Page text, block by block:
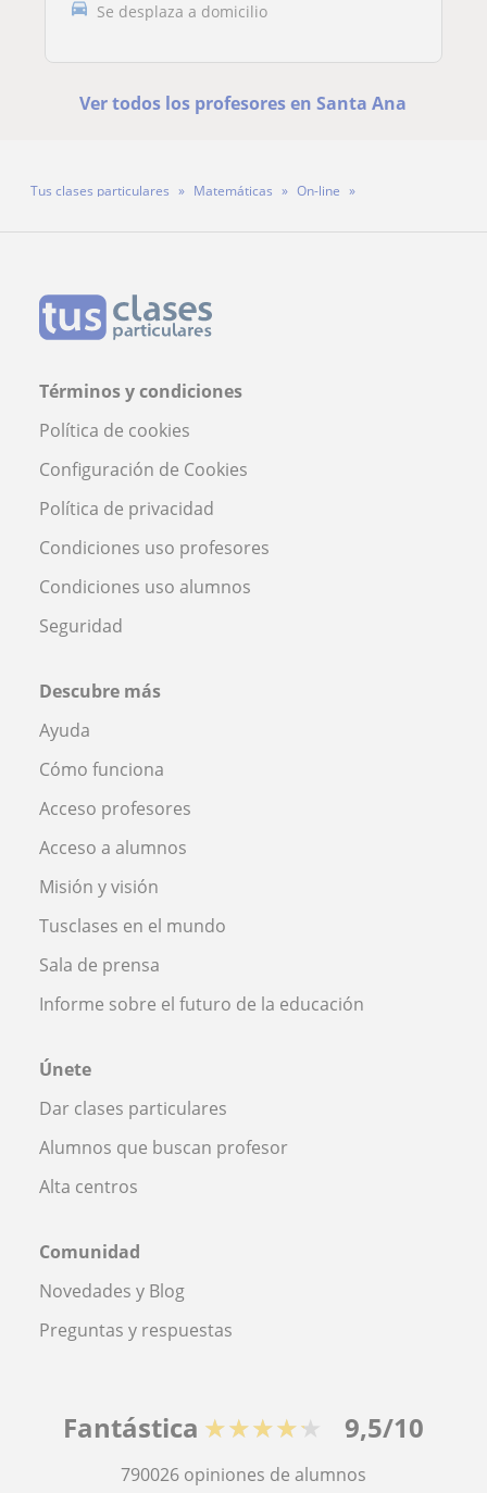
Se desplaza a domicilio
Ver todos los profesores en Santa Ana
Tus clases particulares Matemáticas
On-line
Términos y condiciones
Política de cookies
Configuración de Cookies
Política de privacidad
Condiciones uso profesores
Condiciones uso alumnos
Seguridad
Descubre más
Ayuda
Cómo funciona
Acceso profesores
Acceso a alumnos
Misión y visión
Tusclases en el mundo
Sala de prensa
Informe sobre el futuro de la educación
Únete
Dar clases particulares
Alumnos que buscan profesor
Alta centros
Comunidad
Novedades y Blog
Preguntas y respuestas
Fantástica ★★★★★ 9,5/10
790026 opiniones de alumnos